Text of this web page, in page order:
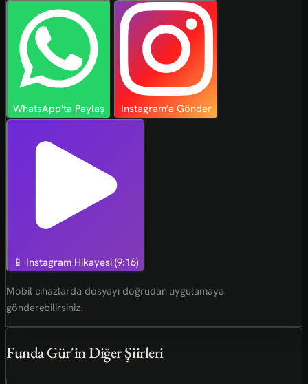
WhatsApp'ta Paylaş Instagram'a Gönder
📱 Instagram Hikayesi (9:16)
Mobil cihazlarda dosyayı doğrudan uygulamaya
gönderebilirsiniz.
Funda Gür'in Diğer Şiirleri